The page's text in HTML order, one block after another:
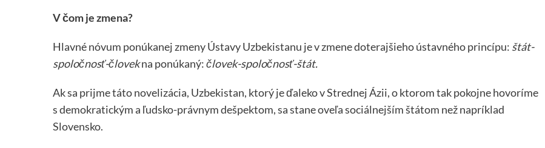
V čom je zmena?
Hlavné nóvum ponúkanej zmeny Ústavy Uzbekistanu je v zmene doterajšieho ústavného princípu: štát-
spoločnosť-človekna ponúkaný:človek-spoločnosť-štát.
Ak sa prijme táto novelizácia, Uzbekistan, ktorý je ďaleko v Strednej Ázii, o ktorom tak pokojne hovoríme
s demokratickým a ľudsko-právnym dešpektom, sa stane oveľa sociálnejším štátom než napríklad
Slovensko.